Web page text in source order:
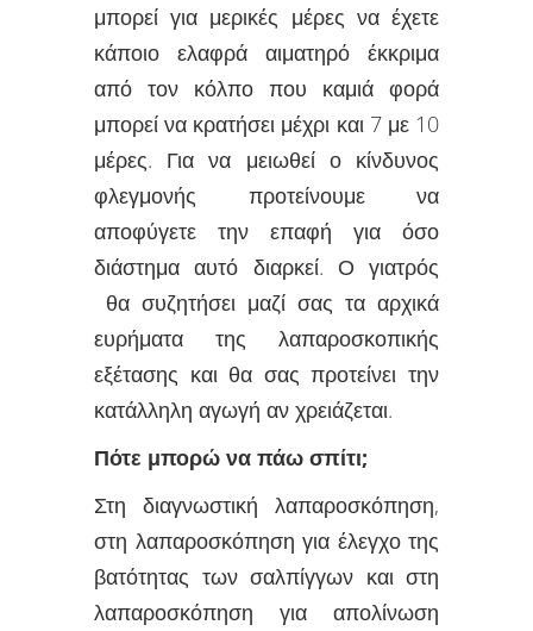
μπορεί για μερικές μέρες να έχετε
κάποιο ελαφρά αιματηρό έκκριμα
από τον κόλπο που καμιά φορά
μπορεί να κρατήσει μέχρι και 7 με 10
μέρες. Για να μειωθεί ο κίνδυνος
φλεγμονής προτείνουμε να
αποφύγετε την επαφή για όσο
διάστημα αυτό διαρκεί. Ο γιατρός
θα συζητήσει μαζί σας τα αρχικά
ευρήματα της λαπαροσκοπικής
εξέτασης και θα σας προτείνει την
κατάλληλη αγωγή αν χρειάζεται.
Πότε μπορώ να πάω σπίτι;
Στη διαγνωστική λαπαροσκόπηση,
στη λαπαροσκόπηση για έλεγχο της
βατότητας των σαλπίγγων και στη
λαπαροσκόπηση για απολίνωση